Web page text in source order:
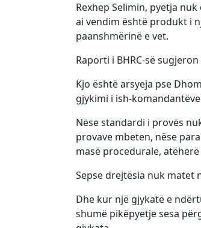
Rexhep Selimin, pyetja
ai vendim është produkt i
paanshmërinë e vet.
Raporti i BHRC-së
Kjo është arsyeja pse
gjykimi i ish-
Nëse standardi i provës
provave mbeten, nëse
masë procedurale,
Sepse drejtësia nuk matet
Dhe kur një gjykatë e
shumë pikëpyetje sesa